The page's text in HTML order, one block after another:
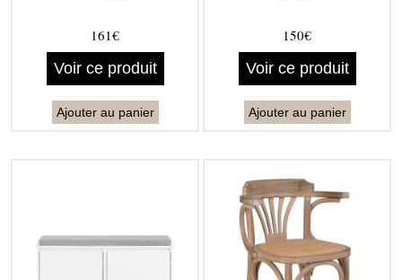
161€
Voir ce produit
Ajouter au panier
150€
Voir ce produit
Ajouter au panier